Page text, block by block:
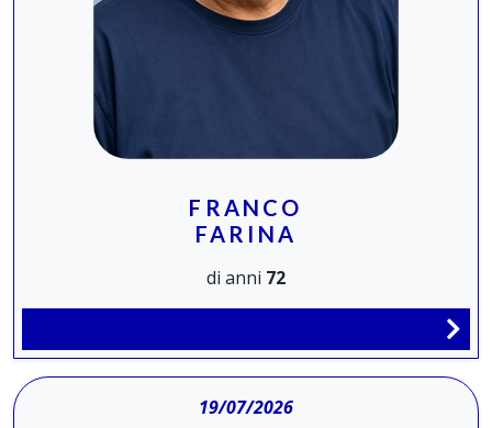
FRANCO
FARINA
di anni 72
19/07/2026